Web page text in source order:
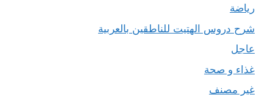
رياضة
شرح دروس الهتيت للناطقين بالعربية
عاجل
غذاء و صحة
غير مصنف